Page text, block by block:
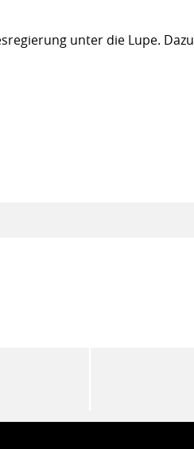
unter die Lupe. Dazu